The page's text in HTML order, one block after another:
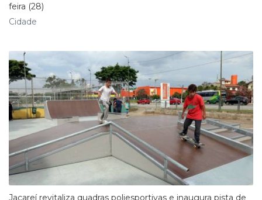
feira (28)
Cidade
Jacareí revitaliza quadras poliesportivas e inaugura pista de